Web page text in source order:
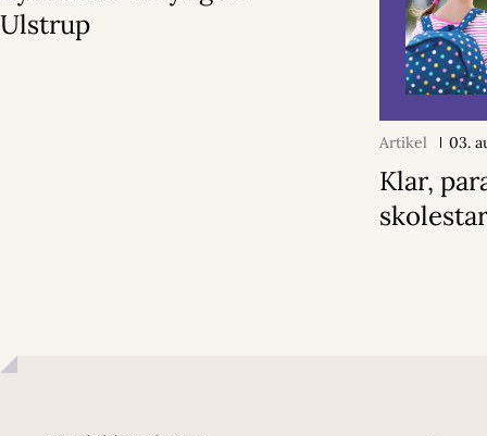
Ulstrup
Artikel 03.
Klar,